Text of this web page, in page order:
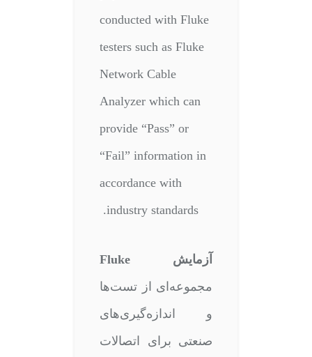
conducted with Fluke
testers such asFluke
Network Cable
Analyzer which can
provide “Pass” or
“Fail” information in
accordance with
industry standards.
آزمایش Fluke
مجموعه‌ای از تست‌ها
و اندازه‌گیری‌های
صنعتی برای اتصالات